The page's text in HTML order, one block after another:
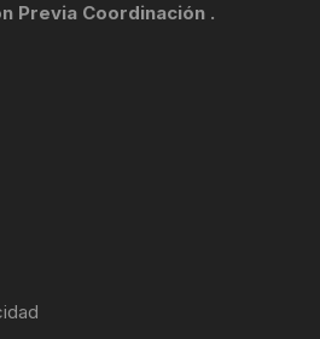
Previa Coordinación .